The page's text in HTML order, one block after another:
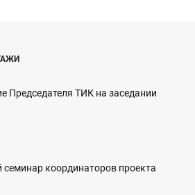
Председателя ТИК на заседании
координаторов проекта